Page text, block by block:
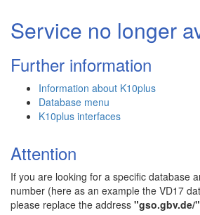
Service no longer
Further information
Information about K10plus
Database menu
K10plus interfaces
Attention
If you are looking for a specific database
number (here as an example the VD17
please replace the address "gso.gbv.de/"